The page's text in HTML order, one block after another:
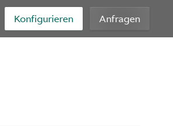
Konfigurieren Anfragen